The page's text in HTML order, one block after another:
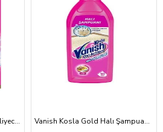
Vanish Kosla Gold Tül Temizliyeci 450gr Vanish Kosla Gold Halı Şampuanı Elde 850ml